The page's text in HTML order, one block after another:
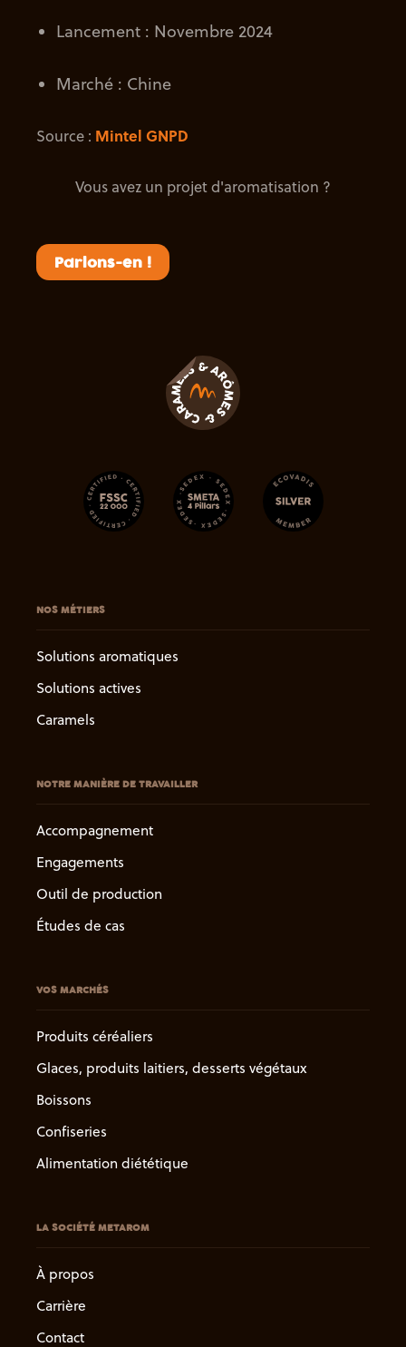
Lancement : Novembre 2024
Marché : Chine
Source : Mintel GNPD
Vous avez un projet d'aromatisation ?
Parlons-en !
NOS MÉTIERS
Solutions aromatiques
Solutions actives
Caramels
NOTRE MANIÈRE DE TRAVAILLER
Accompagnement
Engagements
Outil de production
Études de cas
VOS MARCHÉS
Produits céréaliers
Glaces, produits laitiers, desserts végétaux
Boissons
Confiseries
Alimentation diététique
LA SOCIÉTÉ METAROM
À propos
Carrière
Contact